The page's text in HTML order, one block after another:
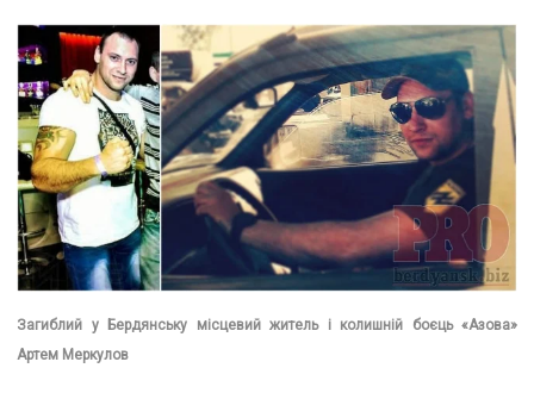
Загиблий у Бердянську місцевий житель і колишній боєць «Азова»
Артем Меркулов